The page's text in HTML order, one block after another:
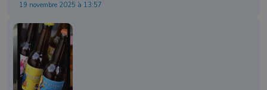
19 novembre 2025 à 13:57